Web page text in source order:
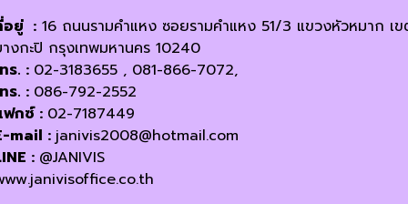
อยู่ : 16 ถนนรามคำแหง ซอยรามคำแหง 51/3 แขวงหัวหมาก เ
งกะปิ กรุงเทพมหานคร 10240
ร. : 02-3183655 , 081-866-7072,
ร. : 086-792-2552
กซ์ : 02-7187449
mail : janivis2008@hotmail.com
: @JANIVIS